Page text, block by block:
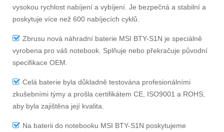
vysokou rychlost nabíjení a vybíjení. Je bezpečná a stabilní a
poskytuje více než 600 nabíjecích cyklů.
Zbrusu nová náhradní baterie MSI BTY-S1N je speciálně
vyrobena pro váš notebook. Splňuje nebo překračuje původní
specifikace OEM.
Celá baterie byla důkladně testována profesionálními
zkušebními týmy a prošla certifikátem CE, ISO9001 a ROHS,
aby byla zajištěna její kvalita.
Na baterii do notebooku MSI BTY-S1N poskytujeme